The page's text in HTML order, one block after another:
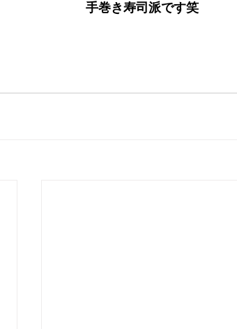
手巻き寿司派です笑